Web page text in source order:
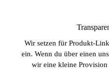
Wir setzen für Produkt-
ein. Wenn du über einen
wir eine kleine